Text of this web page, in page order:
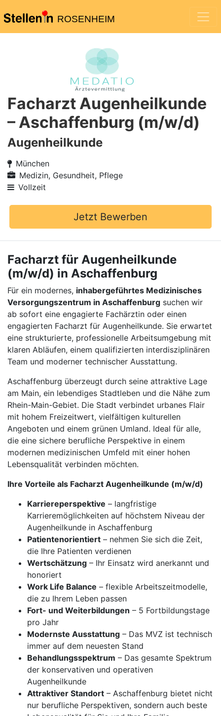
ROSENHEIM
Facharzt Augenheilkunde
– Aschaffenburg (m/w/d)
Augenheilkunde
München
Medizin, Gesundheit, Pflege
Vollzeit
Jetzt Bewerben
Facharzt für Augenheilkunde
(m/w/d) in Aschaffenburg
Für ein modernes, inhabergeführtes Medizinisches
Versorgungszentrum in Aschaffenburg suchen wir
ab sofort eine engagierte Fachärztin oder einen
engagierten Facharzt für Augenheilkunde. Sie erwartet
eine strukturierte, professionelle Arbeitsumgebung mit
klaren Abläufen, einem qualifizierten interdisziplinären
Team und moderner technischer Ausstattung.
Aschaffenburg überzeugt durch seine attraktive Lage
am Main, ein lebendiges Stadtleben und die Nähe zum
Rhein-Main-Gebiet. Die Stadt verbindet urbanes Flair
mit hohem Freizeitwert, vielfältigen kulturellen
Angeboten und einem grünen Umland. Ideal für alle,
die eine sichere berufliche Perspektive in einem
modernen medizinischen Umfeld mit einer hohen
Lebensqualität verbinden möchten.
Ihre Vorteile als Facharzt Augenheilkunde (m/w/d)
Karriereperspektive – langfristige
Karrieremöglichkeiten auf höchstem Niveau der
Augenheilkunde in Aschaffenburg
Patientenorientiert – nehmen Sie sich die Zeit,
die Ihre Patienten verdienen
Wertschätzung – Ihr Einsatz wird anerkannt und
honoriert
Work Life Balance – flexible Arbeitszeitmodelle,
die zu Ihrem Leben passen
Fort- und Weiterbildungen – 5 Fortbildungstage
pro Jahr
Modernste Ausstattung – Das MVZ ist technisch
immer auf dem neuesten Stand
Behandlungsspektrum – Das gesamte Spektrum
der konservativen und operativen
Augenheilkunde
Attraktiver Standort – Aschaffenburg bietet nicht
nur berufliche Perspektiven, sondern auch beste